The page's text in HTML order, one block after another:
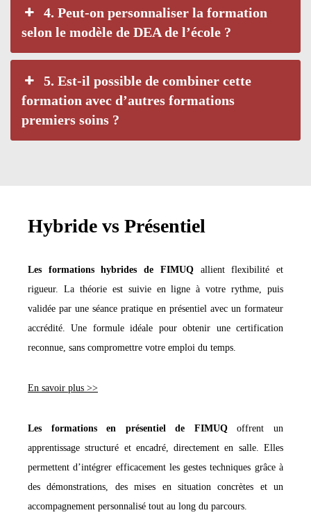
4. Peut-on personnaliser la formation
selon le modèle de DEA de l’école ?
5. Est-il possible de combiner cette
formation avec d’autres formations
premiers soins ?
Hybride vs Présentiel
Les formations hybrides de FIMUQallient flexibilité et
rigueur. La théorie est suivie en ligne à votre rythme, puis
validée par une séance pratique en présentiel avec un formateur
accrédité. Une formule idéale pour obtenir une certification
reconnue, sans compromettre votre emploi du temps.
En savoir plus >>
Les formations en présentiel de FIMUQoffrent un
apprentissage structuré et encadré, directement en salle. Elles
permettent d’intégrer efficacement les gestes techniques grâce à
des démonstrations, des mises en situation concrètes et un
accompagnement personnalisé tout au long du parcours.